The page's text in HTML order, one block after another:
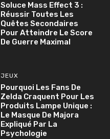
Soluce Mass Effect 3 :
Réussir Toutes Les
Quêtes Secondaires
Pour Atteindre Le Score
De Guerre Maximal
JEUX
Pourquoi Les Fans De
Zelda Craquent Pour Les
Produits Lampe Unique :
Le Masque De Majora
Expliqué Par La
Psychologie